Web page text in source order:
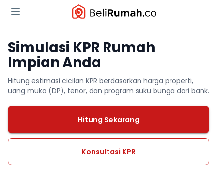
Simulasi KPR Rumah
Impian Anda
Hitung estimasi cicilan KPR berdasarkan harga properti,
uang muka (DP), tenor, dan program suku bunga dari bank.
Hitung Sekarang
Konsultasi KPR